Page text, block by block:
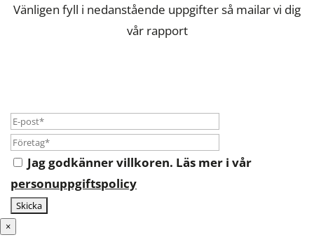
Vänligen fyll i nedanstående uppgifter så mailar vi dig
vår rapport
Jag godkänner villkoren. Läs mer i vår
personuppgiftspolicy
×